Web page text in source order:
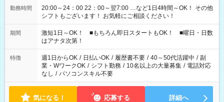
勤務時間
20:00～24：00 22：00～翌7:00 …など1日4時間～OK！ その他
シフトもございます！ お気軽にご相談ください！
期間
激短1日～OK！ ■もちろん即日スタートもOK！ ■曜日・日数
はアナタ次第！
特徴 週1日からOK / 日払いOK / 履歴書不要 / 40～50代活躍中 / 副
業・WワークOK / シフト勤務 / 10名以上の大量募集 / 電話対応
なし / パソコンスキル不要
気になる！ 応募する 詳細へ